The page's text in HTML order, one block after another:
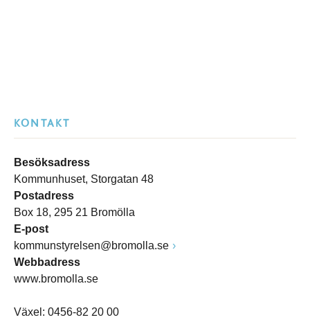
KONTAKT
Besöksadress
Kommunhuset, Storgatan 48
Postadress
Box 18, 295 21 Bromölla
E-post
kommunstyrelsen@bromolla.se
Webbadress
www.bromolla.se
Växel: 0456-82 20 00